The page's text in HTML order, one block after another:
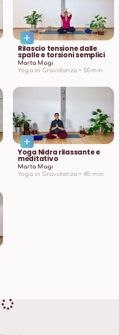
Rilascio tensione dalle
spalle e torsioni semplici
Marta Magi
Yoga in Gravidanza • 50 min
Yoga Nidra rilassante e
meditativo
Marta Magi
Yoga in Gravidanza • 45 min